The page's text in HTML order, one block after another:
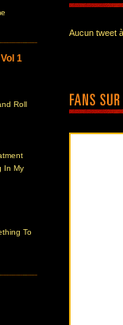
1
Roll
In My
To
Aucun tweet